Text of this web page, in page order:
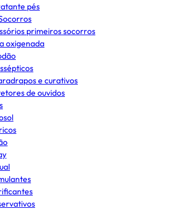
pés
primeiros socorros
oxigenada
e curativos
de ouvidos